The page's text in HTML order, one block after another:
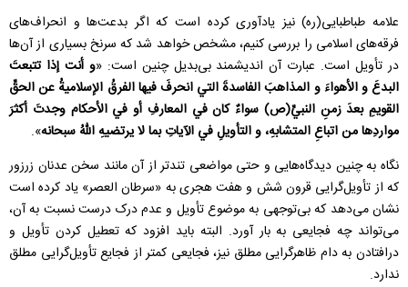
علامه طباطبایی(ره) نیز یادآوری کرده است که اگر بدعت‌ها و انحراف‌های
فرقه‌های اسلامی را بررسی کنیم، مشخص خواهد شد که سرنخ بسیاری از آن‌ها
در تأویل است. عبارت آن اندیشمند بی‌بدیل چنین است: «و أنت إذا تتبعتَ
البدعَ و الأهواءَ و المذاهبَ الفاسدةَ التي انحرفَ فيها الفرقُ الإسلاميةُ عن الحقِّ
القويمِ بعدَ زمنِ النبيِّ(ص) سواءٌ كان في المعارفِ أو في الأحكام وجدتَ أكثرَ
مواردِها من اتباعِ المتشابهِ، و التأويلِ في الآياتِ بما لا يرتضيهِ اللهُ سبحانه».
نگاه به چنین دیدگاه‌هایی و حتی مواضعی تندتر از آن مانند سخن عدنان زرزور
که از تأویل‌گرایی قرون شش و هفت هجری به «سرطان العصر» یاد کرده است
نشان می‌دهد که بی‌توجهی به موضوع تأویل و عدم درک درست نسبت به آن،
می‌تواند چه فجایعی به بار آورد. البته باید افزود که تعطیل کردن تأویل و
درافتادن به دام ظاهرگرایی مطلق نیز، فجایعی کمتر از فجایع تأویل‌گرایی مطلق
ندارد.